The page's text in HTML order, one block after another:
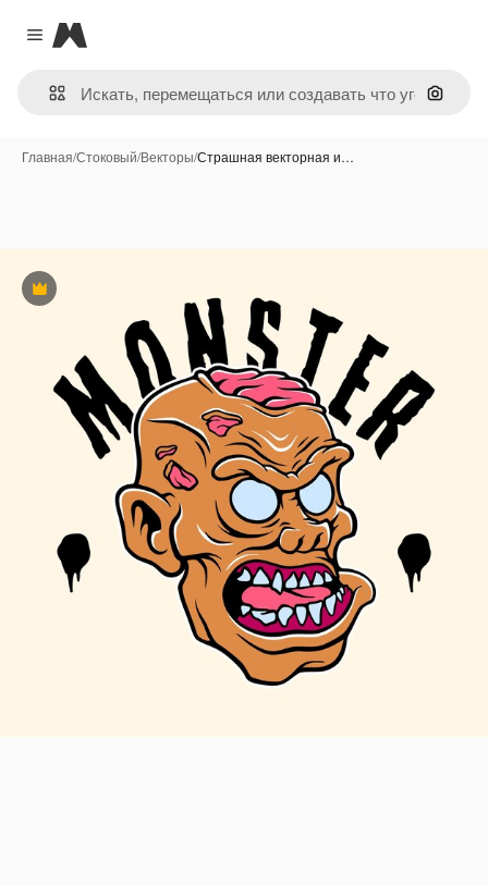
Close menu
Magnific
Поиск
Главная/Стоковый/Векторы/Страшная векторная и…
Премиум